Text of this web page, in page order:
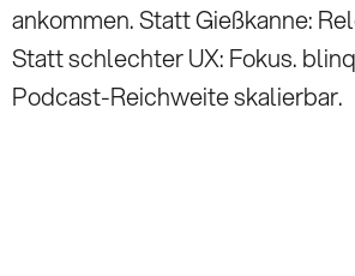
ankommen. Statt Gießkanne:
Statt schlechter UX: Fokus.
Podcast-Reichweite skalierbar.